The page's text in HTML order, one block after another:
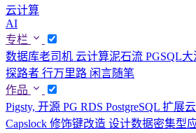
云计算
AI
专栏
数据库老司机 云计算泥石流 PGSQL大
探路者 行万里路 闲言随笔
作品
Pigsty, 开源 PG RDS PostgreSQL 扩展云
Capslock 修饰键改造 设计数据密集型